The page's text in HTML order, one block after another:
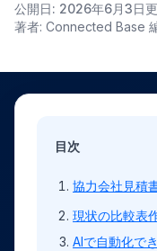
公開日: 2026年6月3日
著者: Connected Base
目次
協力会社見積
現状の比較表
AIで自動化で